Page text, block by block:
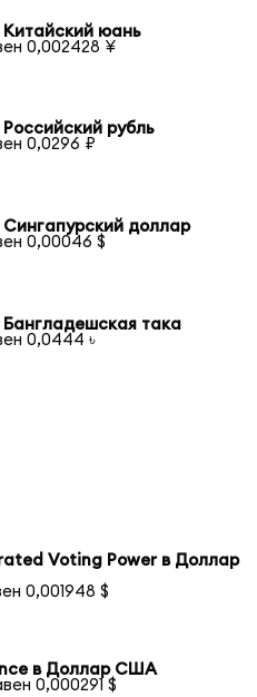
Китайский юань
0,002428 ¥
Российский рубль
0,0296 ₽
Сингапурский доллар
0,00046 $
Бангладешская така
0,0444 ৳
Voting Power в Доллар
0,001948 $
в Доллар США
0,000291 $